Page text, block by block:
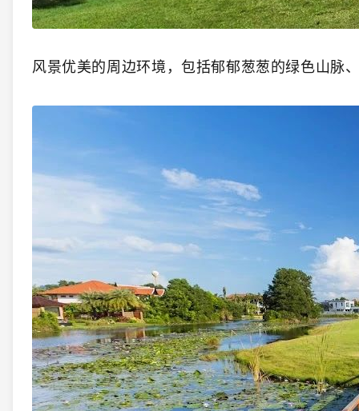
风景优美的周边环境，包括郁郁葱葱的绿色山脉